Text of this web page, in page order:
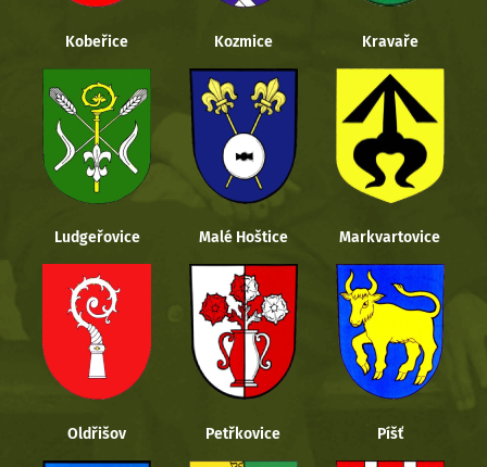
Kobeřice Kozmice Kravaře
Ludgeřovice Malé Hoštice Markvartovice
Oldřišov Petřkovice Píšť